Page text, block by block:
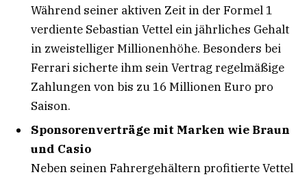
Während seiner aktiven Zeit in der Formel 1
verdiente Sebastian Vettel ein jährliches Gehalt
in zweistelliger Millionenhöhe. Besonders bei
Ferrari sicherte ihm sein Vertrag regelmäßige
Zahlungen von bis zu 16 Millionen Euro pro
Saison.
Sponsorenverträge mit Marken wie Braun
und Casio
Neben seinen Fahrergehältern profitierte Vettel